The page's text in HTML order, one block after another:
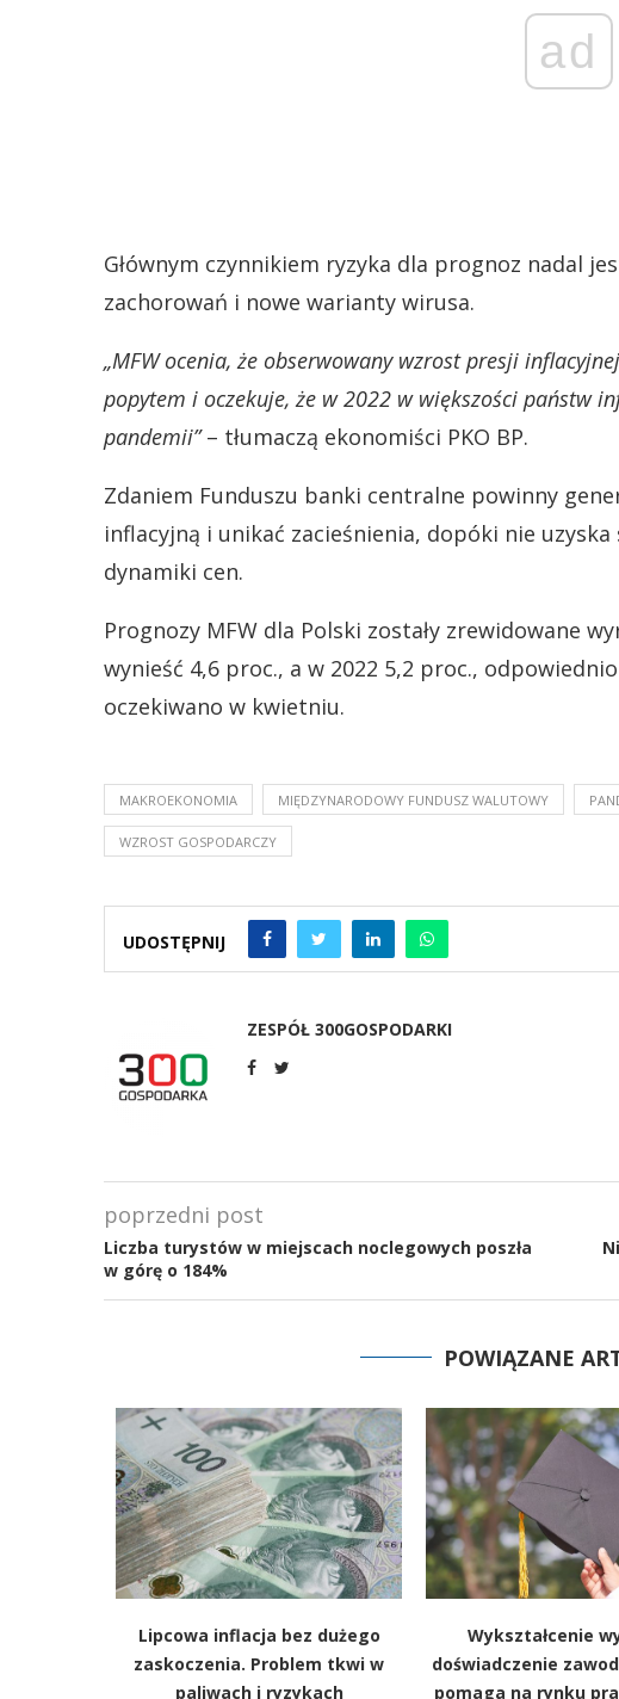
ad
Głównym czynnikiem ryzyka dla prognoz nadal
zachorowań i nowe warianty wirusa.
„MFW ocenia, że obserwowany wzrost presji
popytem i oczekuje, że w 2022 w większości państw
pandemii”– tłumaczą ekonomiści PKO BP.
Zdaniem Funduszu banki centralne powinny
inflacyjną i unikać zacieśnienia, dopóki nie
dynamiki cen.
Prognozy MFW dla Polski zostały zrewidowane
wynieść 4,6 proc., a w 2022 5,2 proc.,
oczekiwano w kwietniu.
MAKROEKONOMIA MIĘDZYNARODOWY FUNDUSZ WALUTOWY
WZROST GOSPODARCZY
UDOSTĘPNIJ
ZESPÓŁ 300GOSPODARKI
poprzedni post
Liczba turystów w miejscach noclegowych poszła
w górę o 184%
POWIĄZANE
Lipcowa inflacja bez dużego
zaskoczenia. Problem tkwi w
paliwach i ryzykach
Wykształcenie
doświadczenie
pomaga na rynku